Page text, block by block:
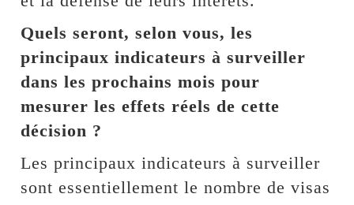
Quels seront, selon vous, les
principaux indicateurs à surveiller
dans les prochains mois pour
mesurer les effets réels de cette
décision ?
Les principaux indicateurs à surveiller
sont essentiellement le nombre de visas